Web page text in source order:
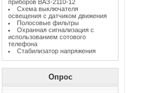
приборов ВАЗ-2110-12
Схема выключателя
освещения с датчиком движения
Полосовые фильтры
Охранная сигнализация с
использованием сотового
телефона
Стабилизатор напряжения
Опрос